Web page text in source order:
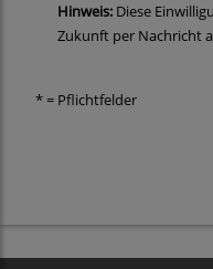
Hinweis: Diese
Zukunft per Nachricht
* = Pflichtfelder